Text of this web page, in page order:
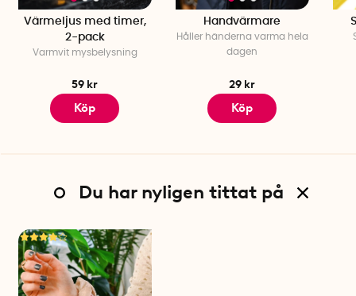
Värmeljus med timer,
2-pack
Varmvit mysbelysning
59 kr
Köp
Handvärmare
Håller händerna varma hela
dagen
29 kr
Köp
Du har nyligen tittat på